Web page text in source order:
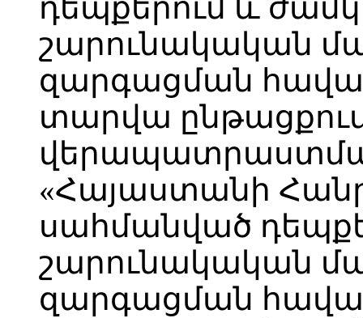
դեպքերում և
շարունակական
զարգացման
տարվա
«Հայաստանի
սահմանված
շարունակական
զարգացման